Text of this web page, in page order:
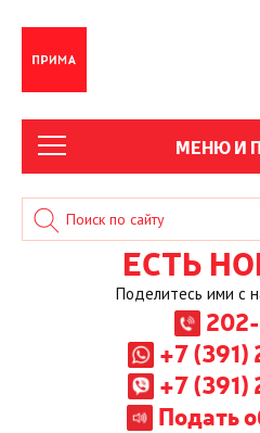
МЕНЮ И
ЕСТЬ
Поделитесь ими с
+7
+7
Подать